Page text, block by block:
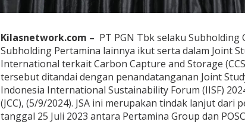
a
t
i
o
n
a
l
T
Kilasnetwork.com – PT PGN Tbk selaku Subholding
Subholding Pertamina lainnya ikut serta dalam Joint
International terkait Carbon Capture and Storage
tersebut ditandai dengan penandatanganan Joint
Indonesia International Sustainability Forum (IISF)
(JCC), (5/9/2024). JSA ini merupakan tindak lanjut dari
tanggal 25 Juli 2023 antara Pertamina Group dan